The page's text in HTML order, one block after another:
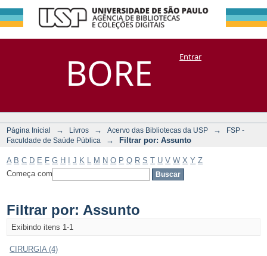
BORE
Filtrar por:
Assunto
DSpace/Manakin + CoriscoEntrar
Página Inicial → Livros → Acervo das Bibliotecas da USP →
FSP -
Faculdade de Saúde Pública
→ Filtrar por: Assunto
A B C D E F G H J K M N O P Q R S T U V W X Y Z
Começa com
Filtrar por: Assunto
Exibindo itens 1-1
CIRURGIA (4)